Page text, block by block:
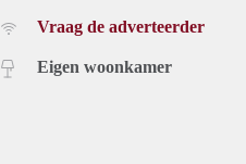
Vraag de adverteerder
Eigen woonkamer